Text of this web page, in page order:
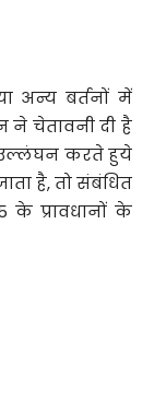
अन्य बर्तनों में
ने चेतावनी दी है
उल्लंघन करते हुये
है, तो संबंधित
प्रावधानों के